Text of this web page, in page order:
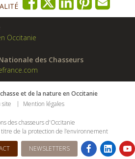
Occitanie
des Chasseurs
et de la nature en Occitanie
site
Mention légales
des chasseurs d'Occitanie
titre de la protection de l’environnement
NEWSLETTERS